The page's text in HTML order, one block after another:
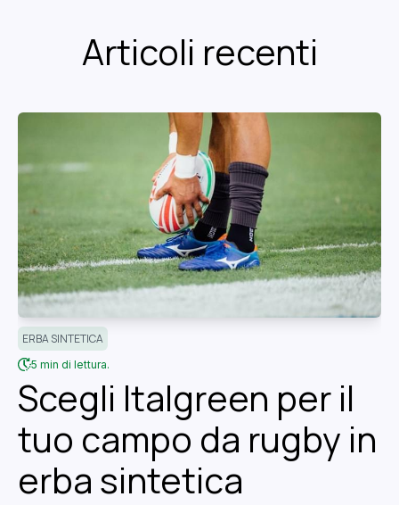
Articoli recenti
ERBA SINTETICA
5 min di lettura.
Scegli Italgreen per il
tuo campo da rugby in
erba sintetica